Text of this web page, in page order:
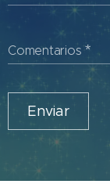
Comentarios
Enviar